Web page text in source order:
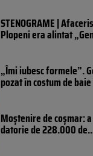
STENOGRAME |
Plopeni era alintat
„Îmi iubesc formele”.
pozat în costum de
Moștenire de coșmar:
datorie de 228.000